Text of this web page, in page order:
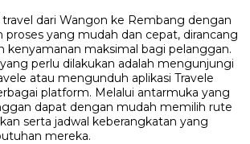
dari Wangon ke Rembang dengan
proses yang mudah dan cepat, dirancang
kenyamanan maksimal bagi pelanggan.
perlu dilakukan adalah mengunjungi
atau mengunduh aplikasi Travele
platform. Melalui antarmuka yang
dapat dengan mudah memilih rute
serta jadwal keberangkatan yang
mereka.